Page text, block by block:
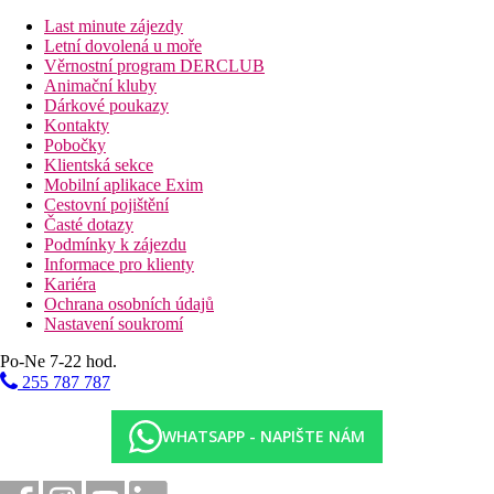
Vzdálenosti
8 km
Vzdálenost od nejbližšího letiště
Pláž
Plážová dovolená
Fotogalerie
Last minute zájezdy
Letní dovolená u moře
Věrnostní program DERCLUB
Animační kluby
Dárkové poukazy
Kontakty
Pobočky
Klientská sekce
Mobilní aplikace Exim
Cestovní pojištění
Časté dotazy
Podmínky k zájezdu
Informace pro klienty
Kariéra
Ochrana osobních údajů
Nastavení soukromí
Po-Ne 7-22 hod.
255 787 787
WHATSAPP - NAPIŠTE NÁM